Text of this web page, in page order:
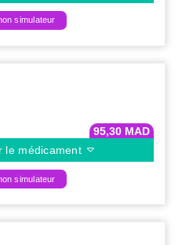
simulateur
95,30 MAD
le médicament
simulateur